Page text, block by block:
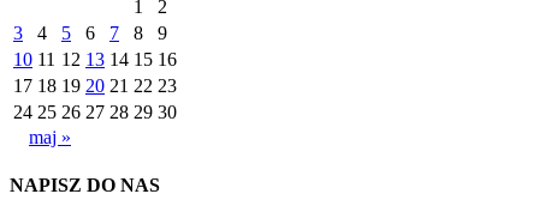
1
2
3
4 5 6 7 8
9
10 11 12 13 14 15 16
17 18 19 20 21 22 23
24 25 26 27 28 29 30
maj »
NAPISZ DO NAS